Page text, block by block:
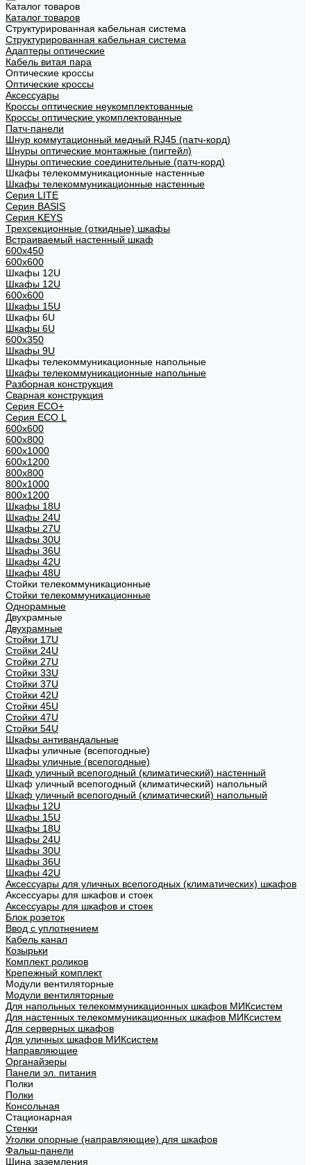
Каталог товаров
Каталог товаров
Структурированная кабельная система
Структурированная кабельная система
Адаптеры оптические
Кабель витая пара
Оптические кроссы
Оптические кроссы
Аксессуары
Кроссы оптические неукомплектованные
Кроссы оптические укомплектованные
Патч-панели
Шнур коммутационный медный RJ45 (патч-корд)
Шнуры оптические монтажные (пигтейл)
Шнуры оптические соединительные (патч-корд)
Шкафы телекоммуникационные настенные
Шкафы телекоммуникационные настенные
Cерия LITE
Cерия BASIS
Cерия KEYS
Трехсекционные (откидные) шкафы
Встраиваемый настенный шкаф
600x450
600x600
Шкафы 12U
Шкафы 12U
600x600
Шкафы 15U
Шкафы 6U
Шкафы 6U
600x350
Шкафы 9U
Шкафы телекоммуникационные напольные
Шкафы телекоммуникационные напольные
Разборная конструкция
Сварная конструкция
Серия ECO+
Серия ECO L
600x600
600x800
600х1000
600х1200
800x800
800х1000
800х1200
Шкафы 18U
Шкафы 24U
Шкафы 27U
Шкафы 30U
Шкафы 36U
Шкафы 42U
Шкафы 48U
Стойки телекоммуникационные
Стойки телекоммуникационные
Однорамные
Двухрамные
Двухрамные
Стойки 17U
Стойки 24U
Стойки 27U
Стойки 33U
Стойки 37U
Стойки 42U
Стойки 45U
Стойки 47U
Стойки 54U
Шкафы антивандальные
Шкафы уличные (всепогодные)
Шкафы уличные (всепогодные)
Шкаф уличный всепогодный (климатический) настенный
Шкаф уличный всепогодный (климатический) напольный
Шкаф уличный всепогодный (климатический) напольный
Шкафы 12U
Шкафы 15U
Шкафы 18U
Шкафы 24U
Шкафы 30U
Шкафы 36U
Шкафы 42U
Аксессуары для уличных всепогодных (климатических) шкафов
Аксессуары для шкафов и стоек
Аксессуары для шкафов и стоек
Блок розеток
Ввод с уплотнением
Кабель канал
Козырьки
Комплект роликов
Крепежный комплект
Модули вентиляторные
Модули вентиляторные
Для напольных телекоммуникационных шкафов МИКсистем
Для настенных телекоммуникационных шкафов МИКсистем
Для серверных шкафов
Для уличных шкафов МИКсистем
Направляющие
Органайзеры
Панели эл. питания
Полки
Полки
Консольная
Стационарная
Стенки
Уголки опорные (направляющие) для шкафов
Фальш-панели
Шина заземления